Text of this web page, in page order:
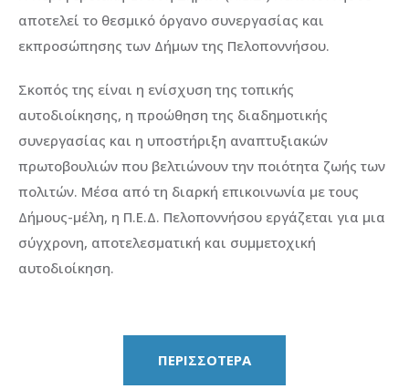
αποτελεί το θεσμικό όργανο συνεργασίας και
εκπροσώπησης των Δήμων της Πελοποννήσου.
Σκοπός της είναι η ενίσχυση της τοπικής
αυτοδιοίκησης, η προώθηση της διαδημοτικής
συνεργασίας και η υποστήριξη αναπτυξιακών
πρωτοβουλιών που βελτιώνουν την ποιότητα ζωής των
πολιτών. Μέσα από τη διαρκή επικοινωνία με τους
Δήμους-μέλη, η Π.Ε.Δ. Πελοποννήσου εργάζεται για μια
σύγχρονη, αποτελεσματική και συμμετοχική
αυτοδιοίκηση.
ΠΕΡΙΣΣΟΤΕΡΑ